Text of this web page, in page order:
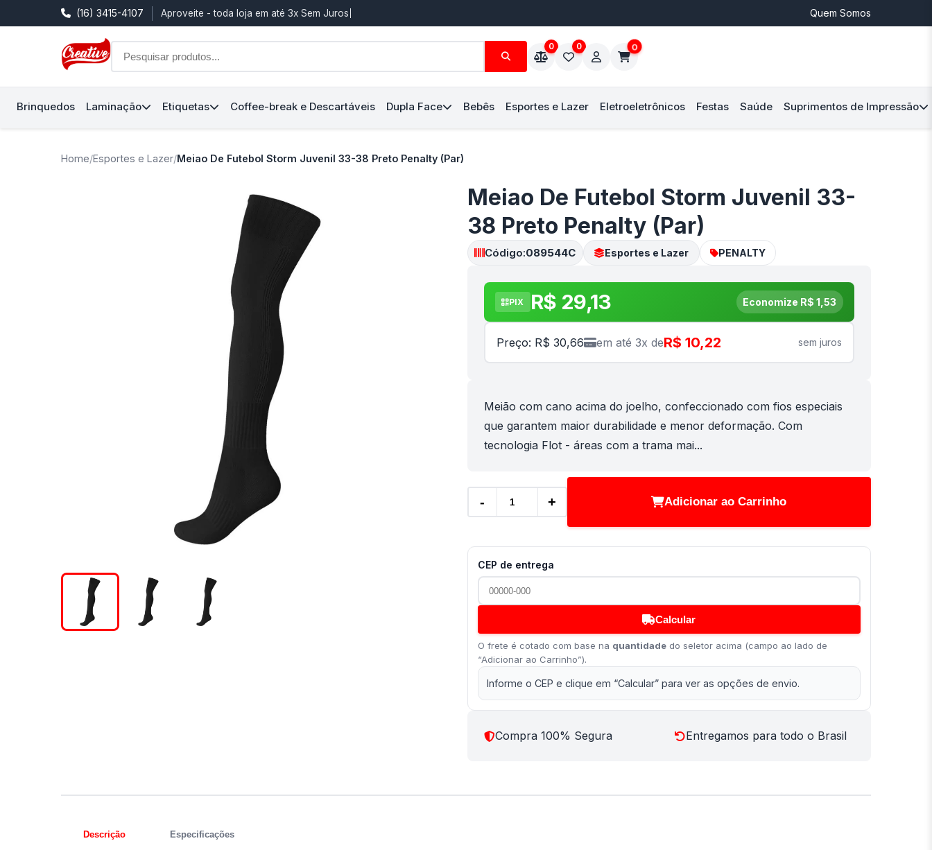
(16) 3415-4107 Aproveite - toda loja em até 3x Sem Juros Quem Somos
0 0 0
Brinquedos Laminação Etiquetas Coffee-break e Descartáveis Dupla Face Bebês Esportes e Lazer Eletroeletrônicos Festas Saúde Suprimentos de Impressão
Home/Esportes e Lazer/Meiao De Futebol Storm Juvenil 33-38 Preto Penalty (Par)
Meiao De Futebol Storm Juvenil 33-
38 Preto Penalty (Par)
Código:089544C Esportes e Lazer PENALTY
PIX R$ 29,13 Economize R$ 1,53
Preço: R$ 30,66 em até 3x deR$ 10,22 sem juros
Meião com cano acima do joelho, confeccionado com fios especiais
que garantem maior durabilidade e menor deformação. Com
tecnologia Flot - áreas com a trama mai...
- + Adicionar ao Carrinho
CEP de entrega
Calcular
O frete é cotado com base na quantidadedo seletor acima (campo ao lado de
“Adicionar ao Carrinho”).
Informe o CEP e clique em “Calcular” para ver as opções de envio.
Compra 100% Segura Entregamos para todo o Brasil
Descrição Especificações